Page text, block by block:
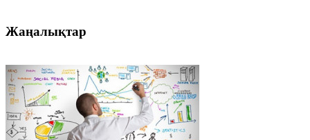
Жаңалықтар